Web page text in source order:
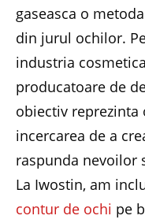
gaseasca o
din jurul ochilor.
industria
producatoare de
obiectiv reprezinta
incercarea de a
raspunda nevoilor
La Iwostin, am
contur de ochi pe